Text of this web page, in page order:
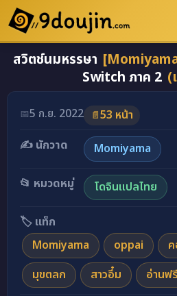
ดูเยอะ
คะแนนเย
ระดับตำน
ยอดนิยม
เรื่องที่เก็
สวิตช์นมหรรษา
Switch ภาค 2 (
📅5 ก.ย. 2022 📄53 หน้า
✍️ นักวาด
Momiyama
📂 หมวดหมู่ โดจินแปลไทย
🏷️ แท็ก
Momiyama
oppai
มุขตลก
สาวอึ๋ม อ่านฟรี